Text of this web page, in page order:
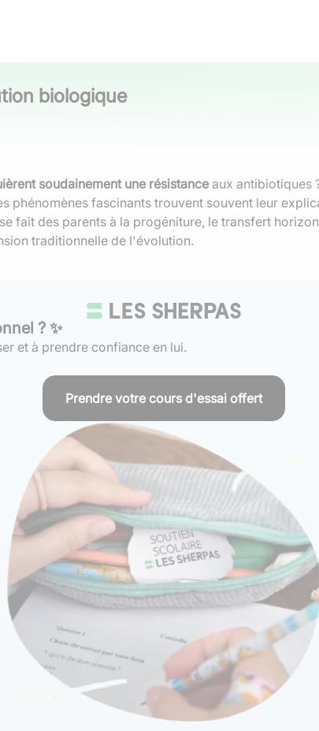
biologique
soudainement une résistance aux antibiotiques
phénomènes fascinants trouvent souvent leur
fait des parents à la progéniture, le transfert
traditionnelle de l'évolution.
? ✨
et à prendre confiance en lui.
Prendre votre cours d'essai offert